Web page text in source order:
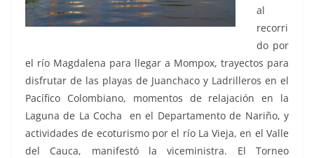
al
recorri
do por
el río Magdalena para llegar a Mompox, trayectos para
disfrutar de las playas de Juanchaco y Ladrilleros en el
Pacífico Colombiano, momentos de relajación en la
Laguna de La Cocha en el Departamento de Nariño, y
actividades de ecoturismo por el río La Vieja, en el Valle
del Cauca, manifestó la viceministra. El Torneo